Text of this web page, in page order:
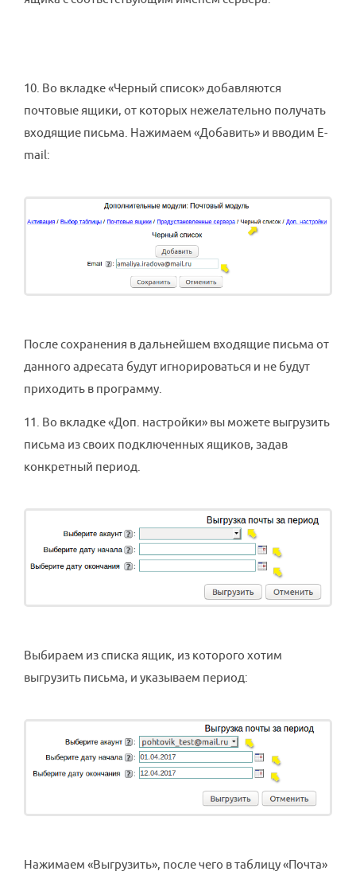
10. Во вкладке «Черный список» добавляются
почтовые ящики, от которых нежелательно получать
входящие письма. Нажимаем «Добавить» и вводим E-
mail:
После сохранения в дальнейшем входящие письма от
данного адресата будут игнорироваться и не будут
приходить в программу.
11. Во вкладке «Доп. настройки» вы можете выгрузить
письма из своих подключенных ящиков, задав
конкретный период.
Выбираем из списка ящик, из которого хотим
выгрузить письма, и указываем период:
Нажимаем «Выгрузить», после чего в таблицу «Почта»